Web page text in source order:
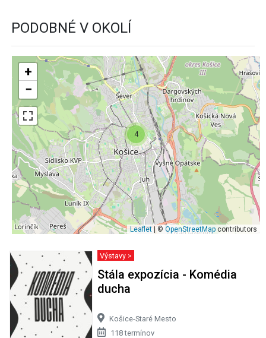
PODOBNÉ V OKOLÍ
4
+
−
Leaflet| © OpenStreetMap contributors
Výstavy >
Stála expozícia - Komédia
ducha
Košice-Staré Mesto
118 termínov